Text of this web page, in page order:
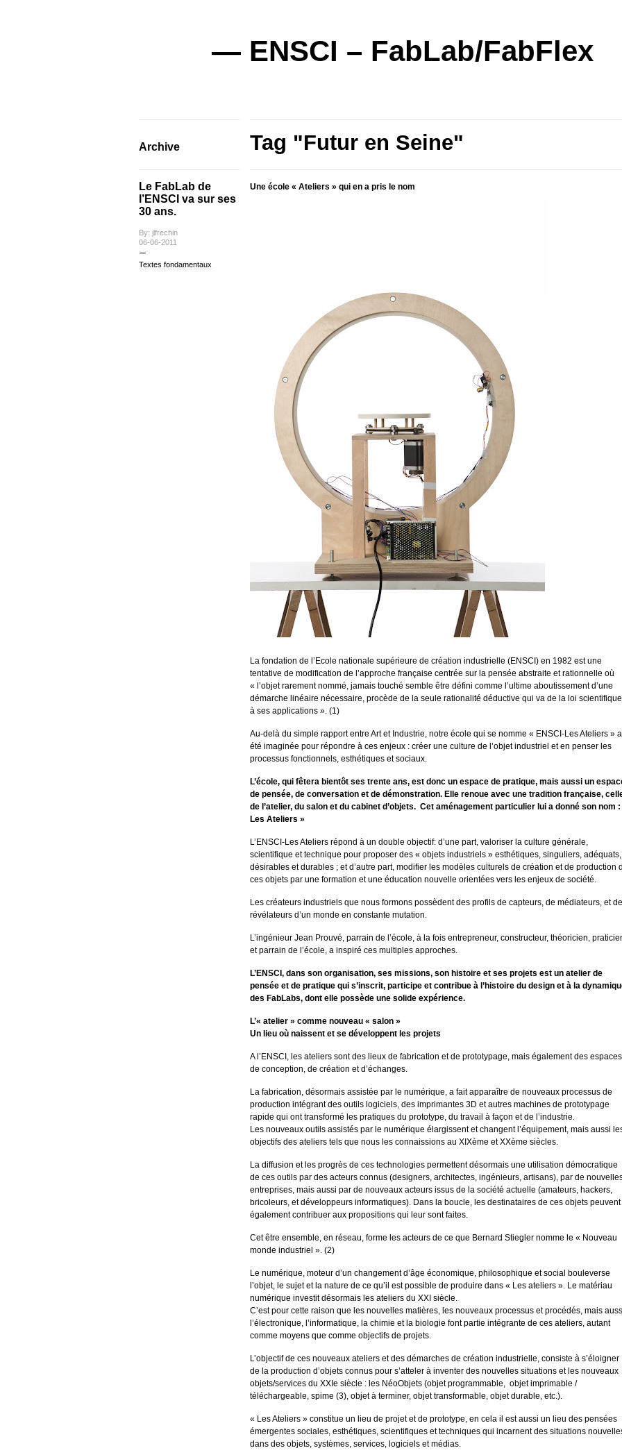
— ENSCI – FabLab/FabFlex
Archive Tag "Futur en Seine"
Le FabLab de
l’ENSCI va sur ses
30 ans.
By: jlfrechin
06-06-2011
Textes fondamentaux
Une école « Ateliers » qui en a pris le nom
La fondation de l’Ecole nationale supérieure de création industrielle (ENSCI) en 1982 est une
tentative de modification de l’approche française centrée sur la pensée abstraite et rationnelle où
« l’objet rarement nommé, jamais touché semble être défini comme l’ultime aboutissement d’une
démarche linéaire nécessaire, procède de la seule rationalité déductive qui va de la loi scientifique
à ses applications ». (1)
Au-delà du simple rapport entre Art et Industrie, notre école qui se nomme « ENSCI-Les Ateliers » a
été imaginée pour répondre à ces enjeux : créer une culture de l’objet industriel et en penser les
processus fonctionnels, esthétiques et sociaux.
L’école, qui fêtera bientôt ses trente ans, est donc un espace de pratique, mais aussi un
de pensée, de conversation et de démonstration. Elle renoue avec une tradition française,
de l’atelier, du salon et du cabinet d’objets. Cet aménagement particulier lui a donné son nom :
Les Ateliers »
L’ENSCI-Les Ateliers répond à un double objectif: d’une part, valoriser la culture générale,
scientifique et technique pour proposer des « objets industriels » esthétiques, singuliers, adéquats,
désirables et durables ; et d’autre part, modifier les modèles culturels de création et de production
ces objets par une formation et une éducation nouvelle orientées vers les enjeux de société.
Les créateurs industriels que nous formons possèdent des profils de capteurs, de médiateurs, et de
révélateurs d’un monde en constante mutation.
L’ingénieur Jean Prouvé, parrain de l’école, à la fois entrepreneur, constructeur, théoricien,
et parrain de l’école, a inspiré ces multiples approches.
L’ENSCI, dans son organisation, ses missions, son histoire et ses projets est un atelier de
pensée et de pratique qui s’inscrit, participe et contribue à l’histoire du design et à la
des FabLabs, dont elle possède une solide expérience.
L’« atelier » comme nouveau « salon »
Un lieu où naissent et se développent les projets
A l’ENSCI, les ateliers sont des lieux de fabrication et de prototypage, mais également des espaces
de conception, de création et d’échanges.
La fabrication, désormais assistée par le numérique, a fait apparaître de nouveaux processus de
production intégrant des outils logiciels, des imprimantes 3D et autres machines de prototypage
rapide qui ont transformé les pratiques du prototype, du travail à façon et de l’industrie.
Les nouveaux outils assistés par le numérique élargissent et changent l’équipement, mais aussi
objectifs des ateliers tels que nous les connaissions au XIXème et XXème siècles.
La diffusion et les progrès de ces technologies permettent désormais une utilisation démocratique
de ces outils par des acteurs connus (designers, architectes, ingénieurs, artisans), par de
entreprises, mais aussi par de nouveaux acteurs issus de la société actuelle (amateurs, hackers,
bricoleurs, et développeurs informatiques). Dans la boucle, les destinataires de ces objets peuvent
également contribuer aux propositions qui leur sont faites.
Cet être ensemble, en réseau, forme les acteurs de ce que Bernard Stiegler nomme le « Nouveau
monde industriel ». (2)
Le numérique, moteur d’un changement d’âge économique, philosophique et social bouleverse
l’objet, le sujet et la nature de ce qu’il est possible de produire dans « Les ateliers ». Le matériau
numérique investit désormais les ateliers du XXI siècle.
C’est pour cette raison que les nouvelles matières, les nouveaux processus et procédés, mais
l’électronique, l’informatique, la chimie et la biologie font partie intégrante de ces ateliers, autant
comme moyens que comme objectifs de projets.
L’objectif de ces nouveaux ateliers et des démarches de création industrielle, consiste à s’éloigner
de la production d’objets connus pour s’atteler à inventer des nouvelles situations et les nouveaux
objets/services du XXIe siècle : les NéoObjets (objet programmable, objet imprimable /
téléchargeable, spime (3), objet à terminer, objet transformable, objet durable, etc.).
« Les Ateliers » constitue un lieu de projet et de prototype, en cela il est aussi un lieu des pensées
émergentes sociales, esthétiques, scientifiques et techniques qui incarnent des situations
dans des objets, systèmes, services, logiciels et médias.